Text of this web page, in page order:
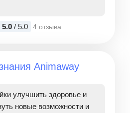
5.0 / 5.0 4 отзыва
Animaway
улучшить здоровье и
новые возможности и